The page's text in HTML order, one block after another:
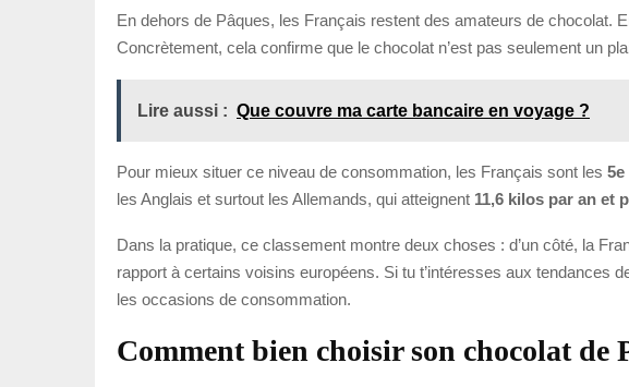
En dehors de Pâques, les Français restent des amateurs de chocolat.
Concrètement, cela confirme que le chocolat n’est pas seulement un
Lire aussi : Que couvre ma carte bancaire en voyage ?
Pour mieux situer ce niveau de consommation, les Français sont les
les Anglais et surtout les Allemands, qui atteignent 11,6 kilos par an et
Dans la pratique, ce classement montre deux choses : d’un côté, la
rapport à certains voisins européens. Si tu t’intéresses aux tendances
les occasions de consommation.
Comment bien choisir son chocolat de